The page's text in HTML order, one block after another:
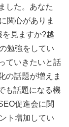
した。あなた
関心がありま
見ますか?越
勉強をしてい
ていきたいと話
の話題が増えま
も話題になる機
促進会に関
ト増加してい